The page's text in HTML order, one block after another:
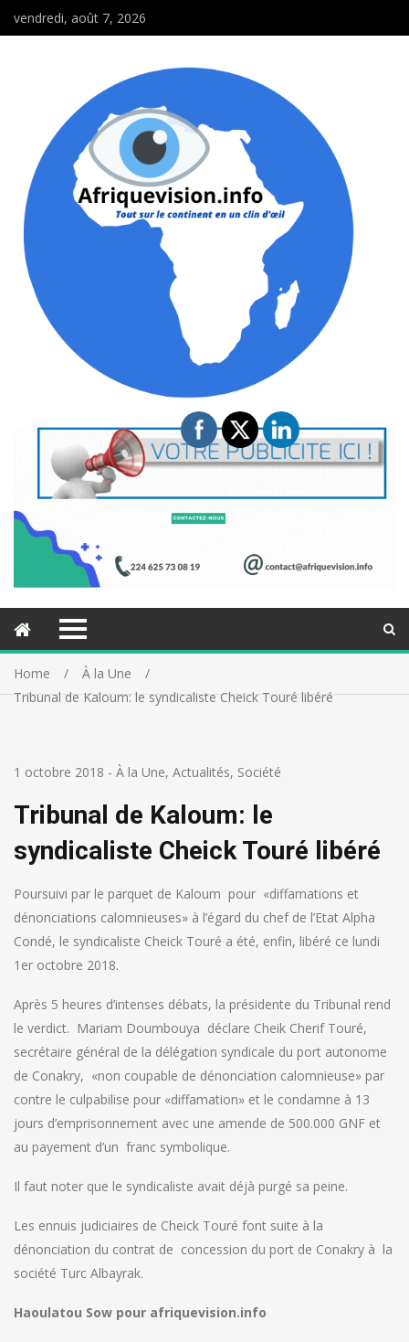
vendredi, août 7, 2026
Home
À la Une
Tribunal de Kaloum: le syndicaliste Cheick Touré libéré
1 octobre 2018 - À la Une, Actualités, Société
Tribunal de Kaloum: le
syndicaliste Cheick Touré libéré
Poursuivi par le parquet de Kaloum pour «diffamations et
dénonciations calomnieuses» à l’égard du chef de l’Etat Alpha
Condé, le syndicaliste Cheick Touré a été, enfin, libéré ce lundi
1er octobre 2018.
Après 5 heures d’intenses débats, la présidente du Tribunal rend
le verdict. Mariam Doumbouya déclare Cheik Cherif Touré,
secrétaire général de la délégation syndicale du port autonome
de Conakry, «non coupable de dénonciation calomnieuse» par
contre le culpabilise pour «diffamation» et le condamne à 13
jours d’emprisonnement avec une amende de 500.000 GNF et
au payement d’un franc symbolique.
Il faut noter que le syndicaliste avait déjà purgé sa peine.
Les ennuis judiciaires de Cheick Touré font suite à la
dénonciation du contrat de concession du port de Conakry à la
société Turc Albayrak.
Haoulatou Sow pour afriquevision.info